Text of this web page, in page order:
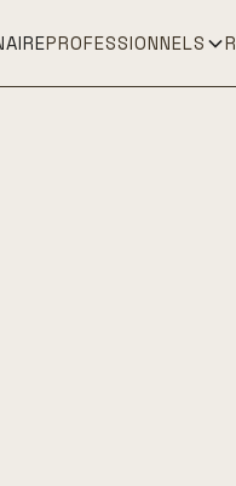
PROFESSIONNELS